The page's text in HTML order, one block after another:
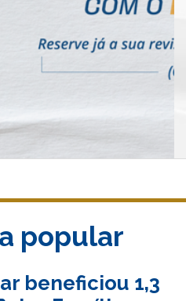
popular
beneficiou 1,3